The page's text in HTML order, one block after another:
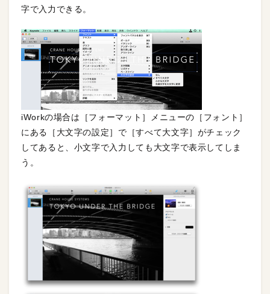
字で入力できる。
iWorkの場合は［フォーマット］メニューの［フォント］
にある［大文字の設定］で［すべて大文字］がチェック
してあると、小文字で入力しても大文字で表示してしま
う。